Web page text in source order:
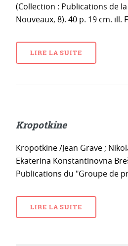
(Collection : Publications de
Nouveaux, 8). 40 p. 19 cm. ill.
LIRE LA SUITE
Kropotkine
Kropotkine /Jean Grave ;
Ekaterina Konstantinovna
Publications du "Groupe de
LIRE LA SUITE